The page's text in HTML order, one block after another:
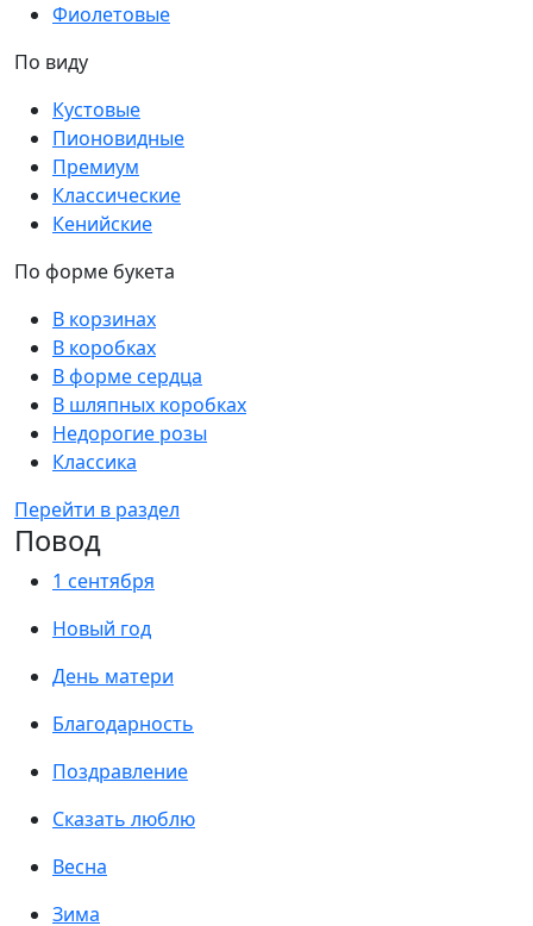
Фиолетовые
По виду
Кустовые
Пионовидные
Премиум
Классические
Кенийские
По форме букета
В корзинах
В коробках
В форме сердца
В шляпных коробках
Недорогие розы
Классика
Перейти в раздел
Повод
1 сентября
Новый год
День матери
Благодарность
Поздравление
Сказать люблю
Весна
Зима